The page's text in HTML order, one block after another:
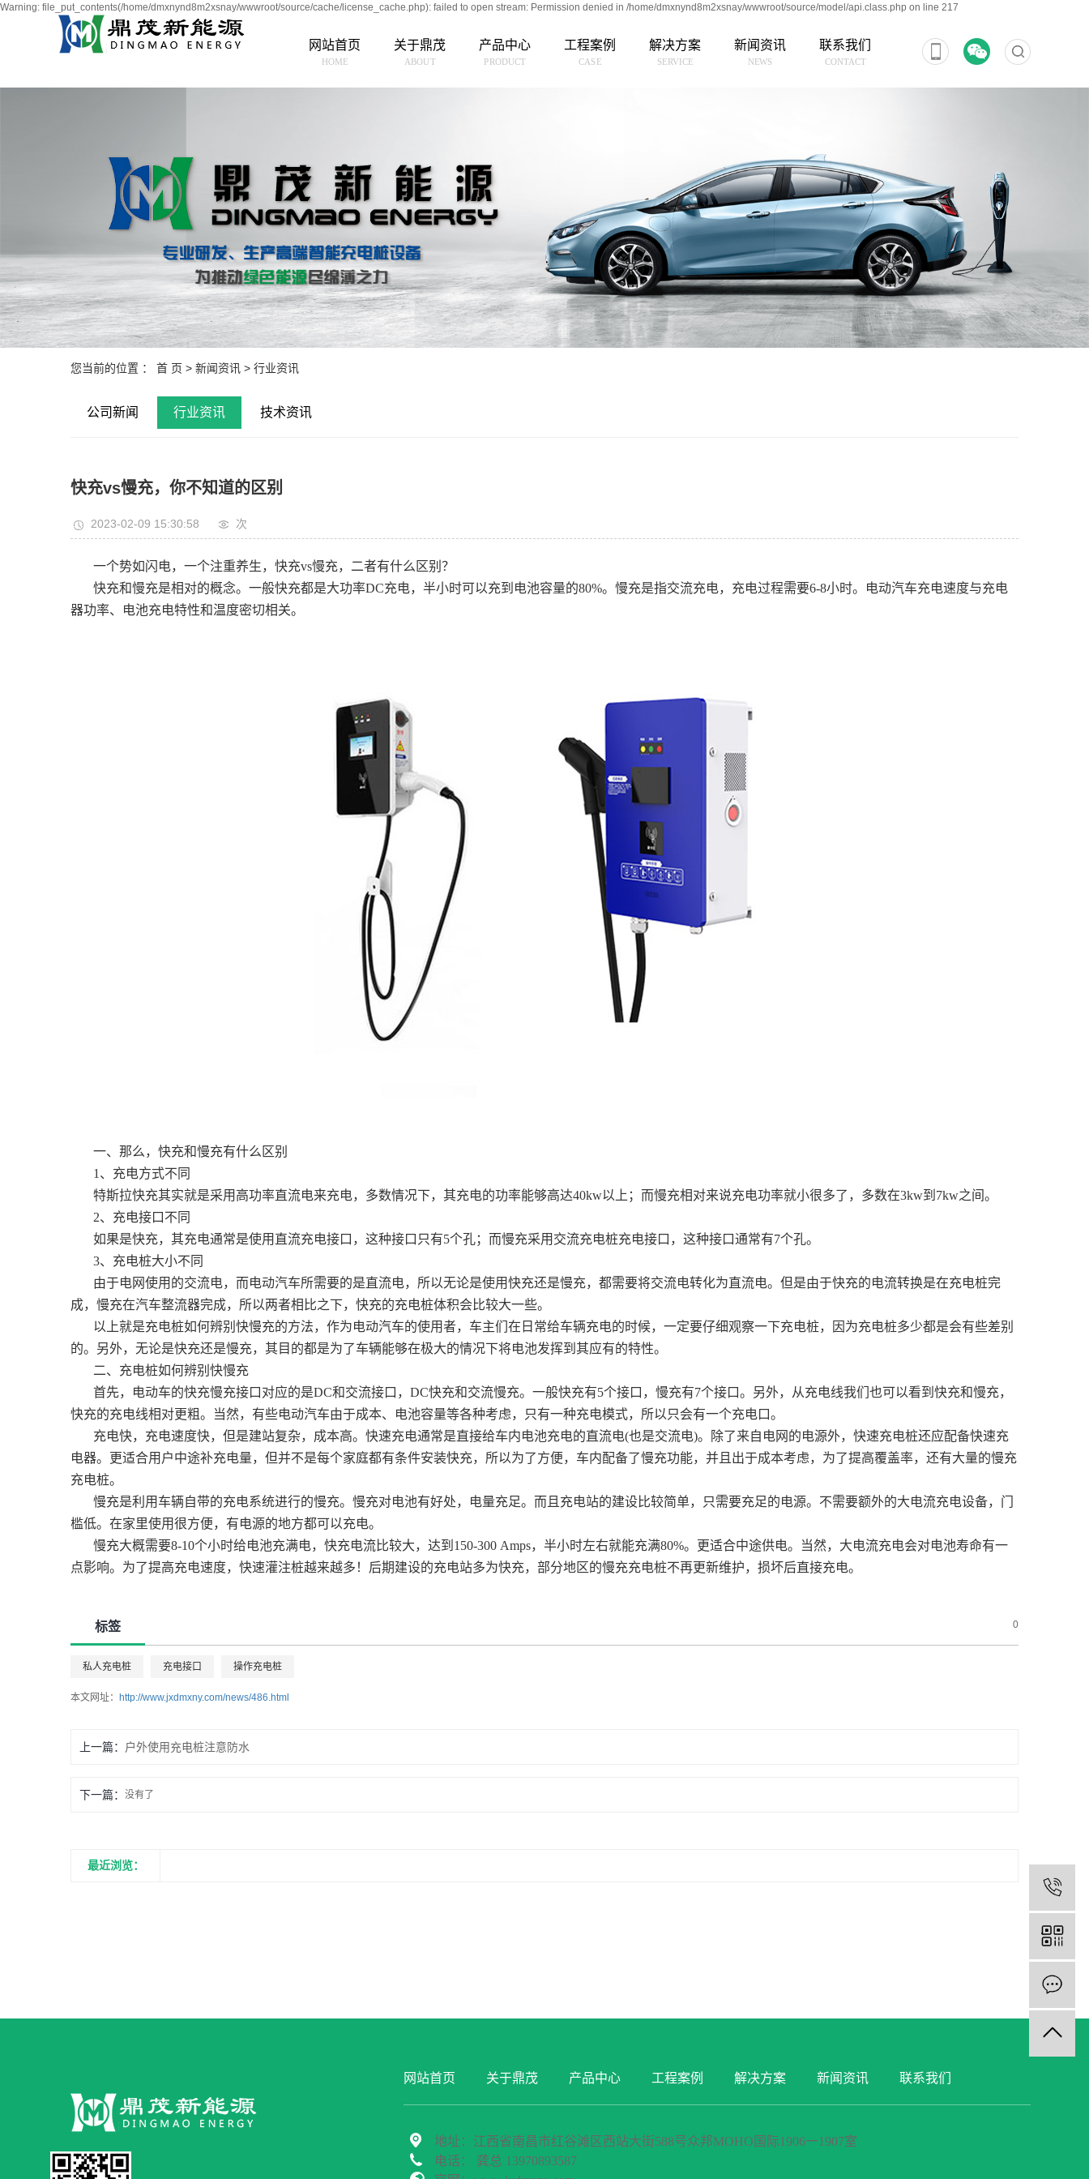
Warning: file_put_contents(/home/dmxnynd8m2xsnay/wwwroot/source/cache/license_cache.php): failed to open stream: Permission denied in /home/dmxnynd8m2xsnay/wwwroot/source/model/api.class.php on line 217
网站首页
HOME
关于鼎茂
ABOUT
产品中心
PRODUCT
工程案例
CASE
解决方案
SERVICE
新闻资讯
NEWS
联系我们
CONTACT
您当前的位置 ： 首 页 > 新闻资讯 > 行业资讯
公司新闻 行业资讯 技术资讯
快充vs慢充，你不知道的区别
2023-02-09 15:30:58 次
一个势如闪电，一个注重养生，快充vs慢充，二者有什么区别？
快充和慢充是相对的概念。一般快充都是大功率DC充电，半小时可以充到电池容量的80%。慢充是指交流充电，充电过程需要6-8小时。电动汽车充电速度与充电
器功率、电池充电特性和温度密切相关。
一、那么，快充和慢充有什么区别
1、充电方式不同
特斯拉快充其实就是采用高功率直流电来充电，多数情况下，其充电的功率能够高达40kw以上；而慢充相对来说充电功率就小很多了，多数在3kw到7kw之间。
2、充电接口不同
如果是快充，其充电通常是使用直流充电接口，这种接口只有5个孔；而慢充采用交流充电桩充电接口，这种接口通常有7个孔。
3、充电桩大小不同
由于电网使用的交流电，而电动汽车所需要的是直流电，所以无论是使用快充还是慢充，都需要将交流电转化为直流电。但是由于快充的电流转换是在充电桩完
成，慢充在汽车整流器完成，所以两者相比之下，快充的充电桩体积会比较大一些。
以上就是充电桩如何辨别快慢充的方法，作为电动汽车的使用者，车主们在日常给车辆充电的时候，一定要仔细观察一下充电桩，因为充电桩多少都是会有些差别
的。另外，无论是快充还是慢充，其目的都是为了车辆能够在极大的情况下将电池发挥到其应有的特性。
二、充电桩如何辨别快慢充
首先，电动车的快充慢充接口对应的是DC和交流接口，DC快充和交流慢充。一般快充有5个接口，慢充有7个接口。另外，从充电线我们也可以看到快充和慢充，
快充的充电线相对更粗。当然，有些电动汽车由于成本、电池容量等各种考虑，只有一种充电模式，所以只会有一个充电口。
充电快，充电速度快，但是建站复杂，成本高。快速充电通常是直接给车内电池充电的直流电(也是交流电)。除了来自电网的电源外，快速充电桩还应配备快速充
电器。更适合用户中途补充电量，但并不是每个家庭都有条件安装快充，所以为了方便，车内配备了慢充功能，并且出于成本考虑，为了提高覆盖率，还有大量的慢充
充电桩。
慢充是利用车辆自带的充电系统进行的慢充。慢充对电池有好处，电量充足。而且充电站的建设比较简单，只需要充足的电源。不需要额外的大电流充电设备，门
槛低。在家里使用很方便，有电源的地方都可以充电。
慢充大概需要8-10个小时给电池充满电，快充电流比较大，达到150-300 Amps，半小时左右就能充满80%。更适合中途供电。当然，大电流充电会对电池寿命有一
点影响。为了提高充电速度，快速灌注桩越来越多！后期建设的充电站多为快充，部分地区的慢充充电桩不再更新维护，损坏后直接充电。
标签 0
私人充电桩 充电接口 操作充电桩
本文网址： http://www.jxdmxny.com/news/486.html
上一篇： 户外使用充电桩注意防水
下一篇： 没有了
最近浏览：
网站首页 关于鼎茂 产品中心 工程案例 解决方案 新闻资讯 联系我们
地址：江西省南昌市红谷滩区西站大街588号众邦MOHO国际1906一1907室
电话： 龚总 13970893587